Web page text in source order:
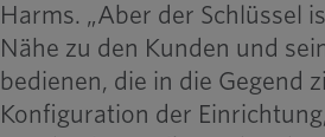
Harms. „Aber der Schlüssel
Nähe zu den Kunden und
bedienen, die in die Gegend
Konfiguration der